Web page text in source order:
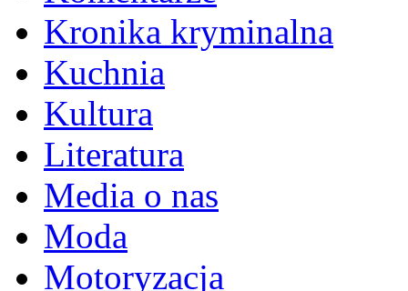
Kronika kryminalna
Kuchnia
Kultura
Literatura
Media o nas
Moda
Motoryzacja